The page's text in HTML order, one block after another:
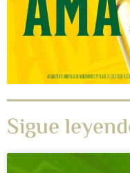
Sigue